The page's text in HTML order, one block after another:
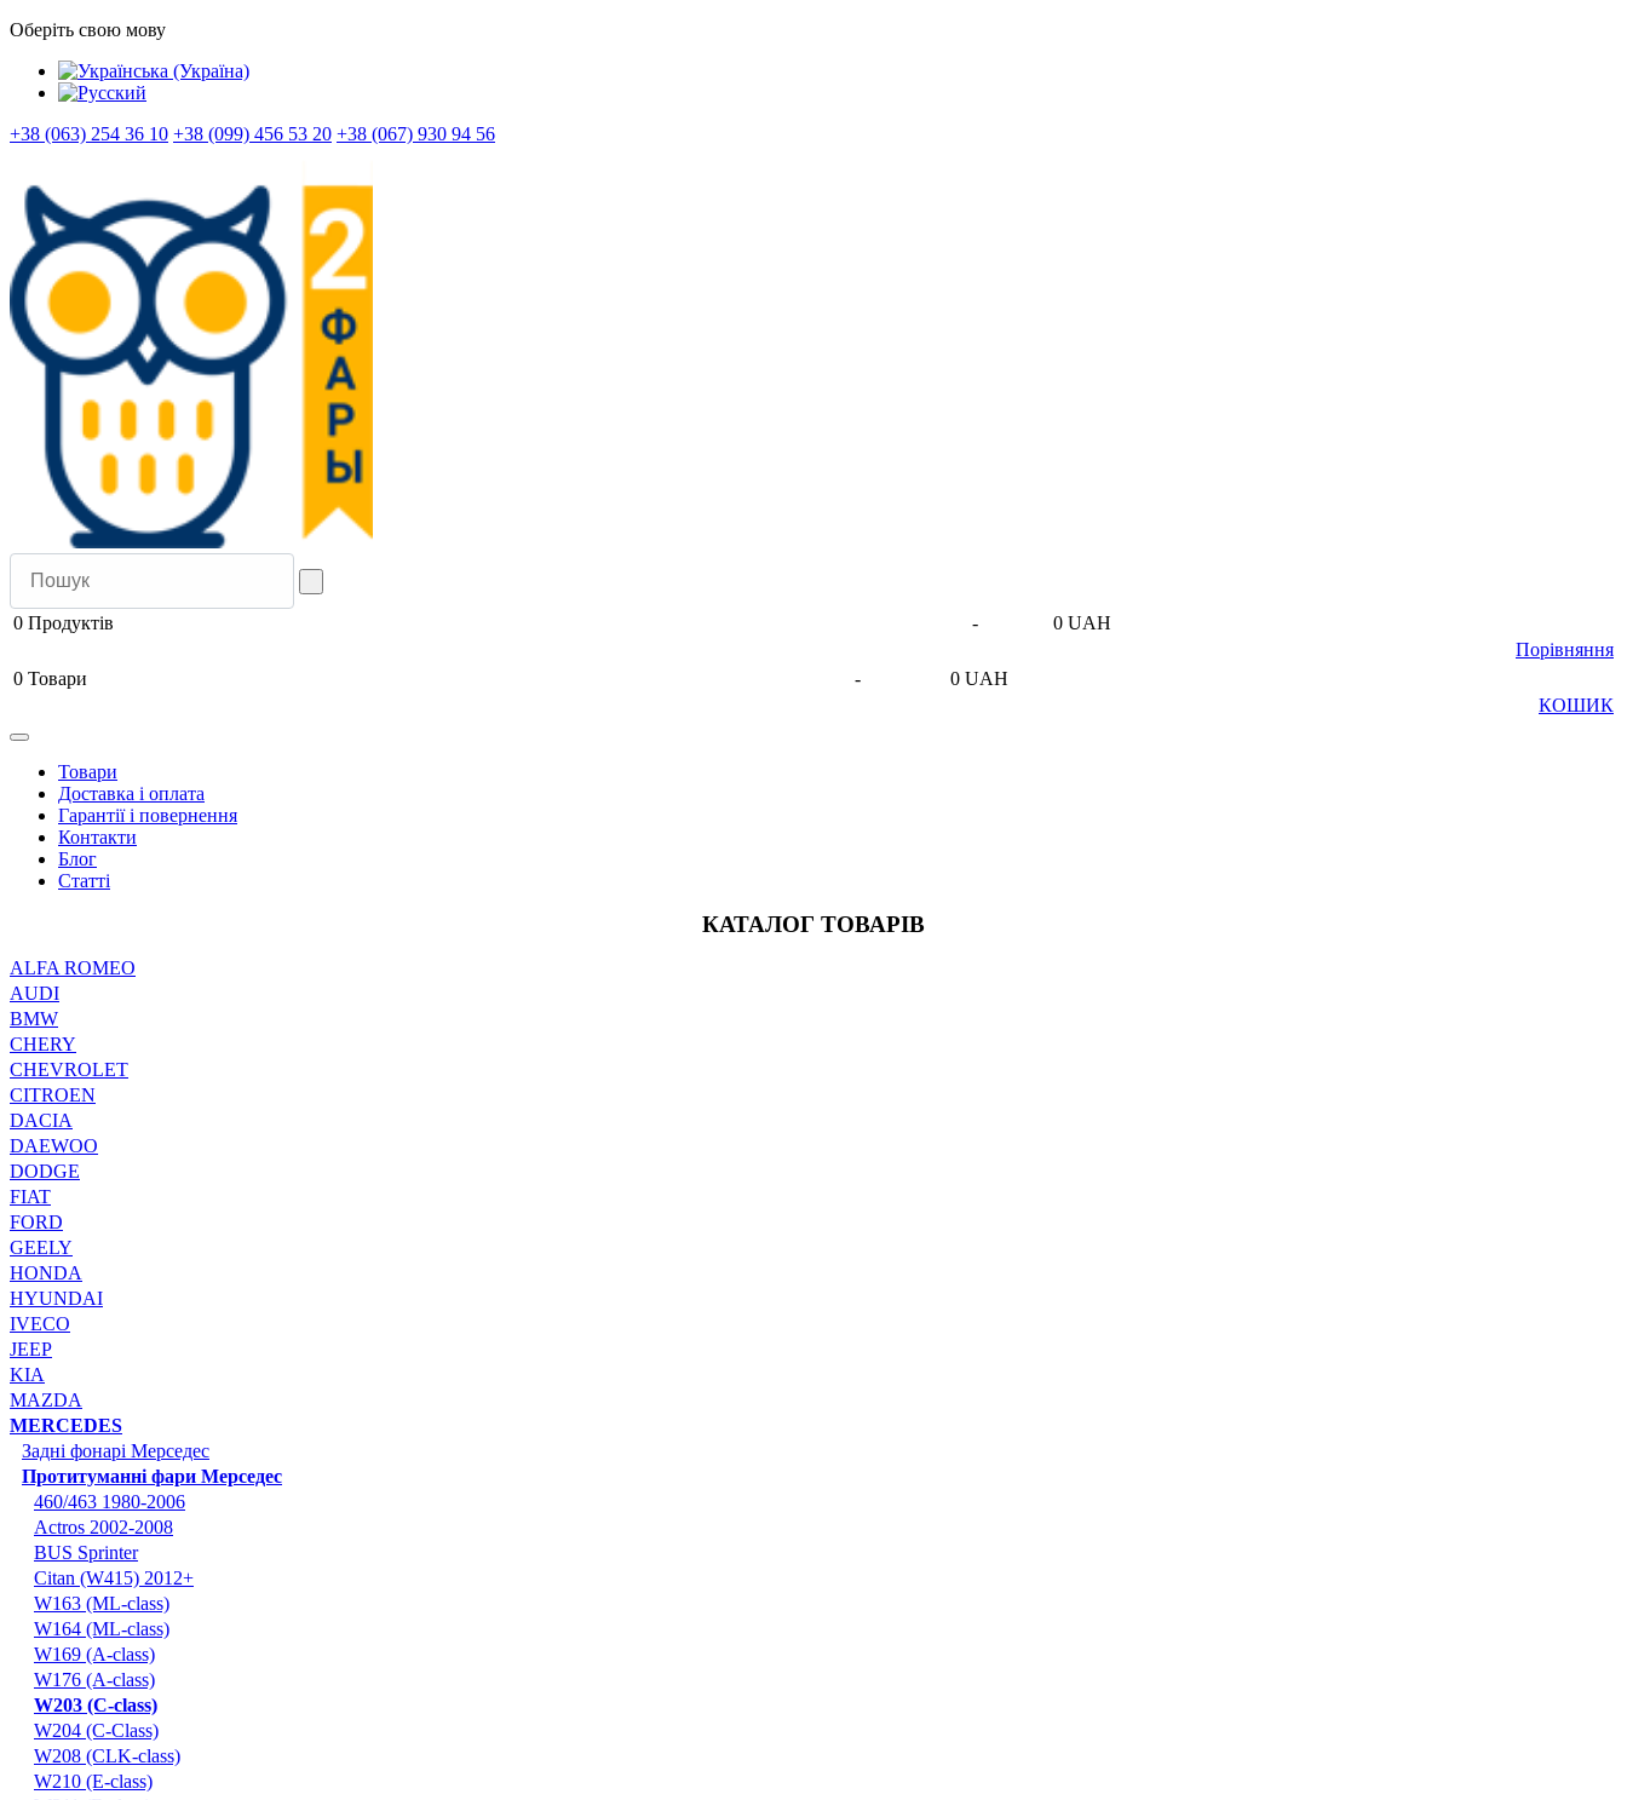
Оберіть свою мову
+38 (063) 254 36 10 +38 (099) 456 53 20 +38 (067) 930 94 56
0 Продуктів -
0 UAH
Порівняння
0 Товари -
0 UAH
КОШИК
Товари
Доставка і оплата
Гарантії і повернення
Контакти
Блог
Статті
КАТАЛОГ ТОВАРІВ
ALFA ROMEO
AUDI
BMW
CHERY
CHEVROLET
CITROEN
DACIA
DAEWOO
DODGE
FIAT
FORD
GEELY
HONDA
HYUNDAI
IVECO
JEEP
KIA
MAZDA
MERCEDES
Задні фонарі Мерседес
Протитуманні фари Мерседес
460/463 1980-2006
Actros 2002-2008
BUS Sprinter
Citan (W415) 2012+
W163 (ML-class)
W164 (ML-class)
W169 (A-class)
W176 (A-class)
W203 (C-class)
W204 (C-Class)
W208 (CLK-class)
W210 (E-class)